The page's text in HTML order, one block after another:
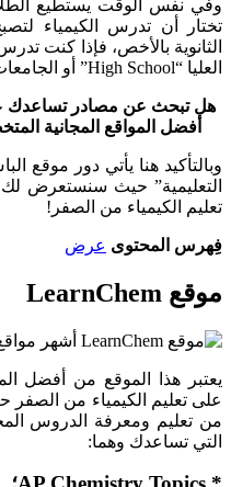
وفي نفس الوقت يستطيع
تختار أن تدرس الكيمياء
الثانوية بالأخص، فإذا كنت
العليا “High School” أو الجامعات، فستحتاج إلى مصادر تساعدك.
أفضل المواقع المجانية
وبالتأكيد هنا يأتي دور موقع
تعليم الكيمياء من الصفر!
فِهرس المحتوى عرض
موقع LearnChem
يعتبر هذا الموقع من أفضل
من تعليم ومعرفة الدروس
التي تساعدك وهما: